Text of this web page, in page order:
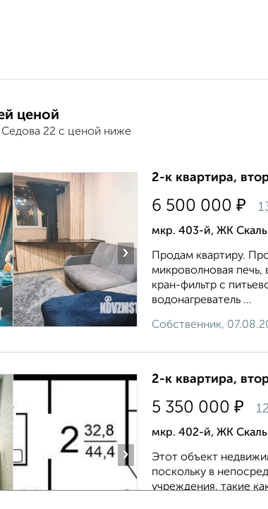
ценой
Седова 22 с ценой ниже
›
2-к квартира,
6 500 000 ₽
мкр. 403-й, ЖК
Продам квартиру.
микроволновая печь,
кран-фильтр с
водонагреватель ...
Собственник,
›
2-к квартира,
5 350 000 ₽
мкр. 402-й, ЖК
Этот объект
поскольку в
учреждения, такие